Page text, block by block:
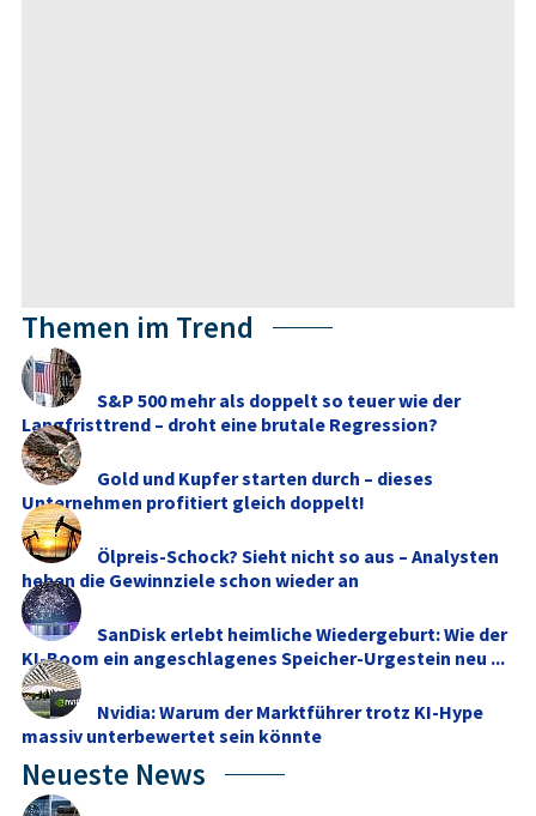
Themen im Trend
S&P 500 mehr als doppelt so teuer wie der
Langfristtrend – droht eine brutale Regression?
Gold und Kupfer starten durch – dieses
Unternehmen profitiert gleich doppelt!
Ölpreis-Schock? Sieht nicht so aus – Analysten
heben die Gewinnziele schon wieder an
SanDisk erlebt heimliche Wiedergeburt: Wie der
KI-Boom ein angeschlagenes Speicher-Urgestein neu ...
Nvidia: Warum der Marktführer trotz KI-Hype
massiv unterbewertet sein könnte
Neueste News